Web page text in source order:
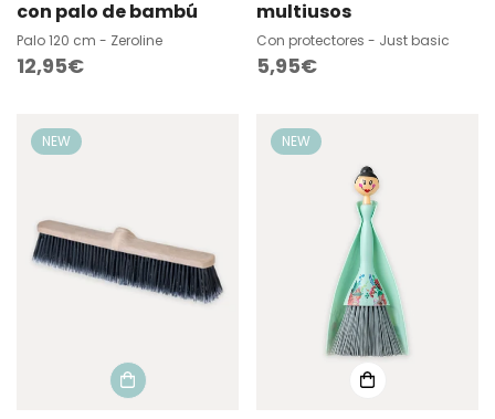
con palo de bambú
Palo 120 cm - Zeroline
Precio
12,95€
multiusos
Con protectores - Just basic
Precio
5,95€
NEW NEW